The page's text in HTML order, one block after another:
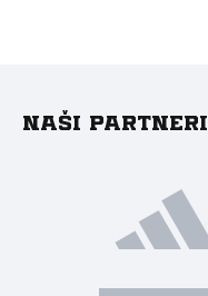
Naši partneri